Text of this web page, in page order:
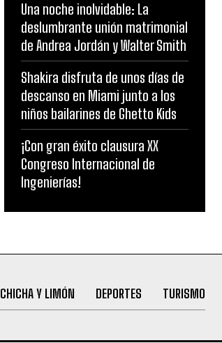
Una noche inolvidable: La
deslumbrante unión matrimonial
de Andrea Jordán y Walter Smith
Shakira disfruta de unos días de
descanso en Miami junto a los
niños bailarines de Ghetto Kids
¡Con gran éxito clausura XX
Congreso Internacional de
Ingenierías!
CHICHA Y LIMÓN DEPORTES TURISMO